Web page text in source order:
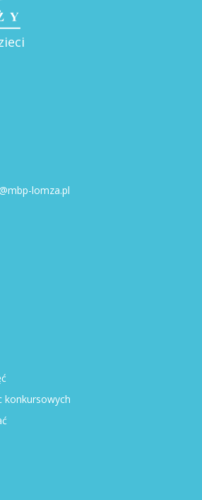
lomza.pl
konkursowych